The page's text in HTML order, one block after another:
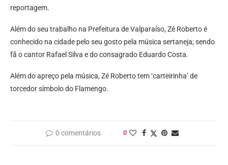
reportagem.
Além do seu trabalho na Prefeitura de Valparaíso, Zé Roberto é
conhecido na cidade pelo seu gosto pela música sertaneja; sendo
fã o cantor Rafael Silva e do consagrado Eduardo Costa.
Além do apreço pela música, Zé Roberto tem ‘carteirinha’ de
torcedor símbolo do Flamengo.
0 comentários 0